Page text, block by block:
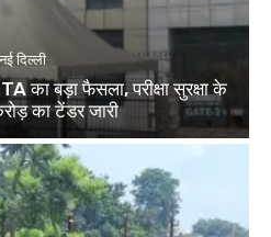
नई दिल्ली
का बड़ा फैसला, परीक्षा सुरक्षा के
का टेंडर जारी